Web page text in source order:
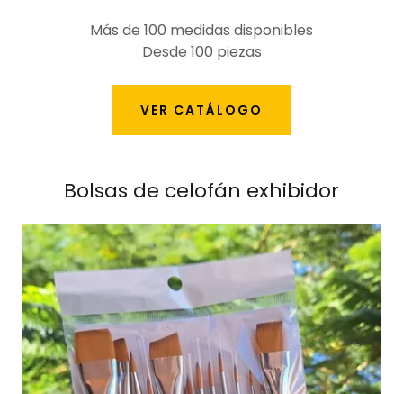
Más de 100 medidas disponibles
Desde 100 piezas
VER CATÁLOGO
Bolsas de celofán exhibidor